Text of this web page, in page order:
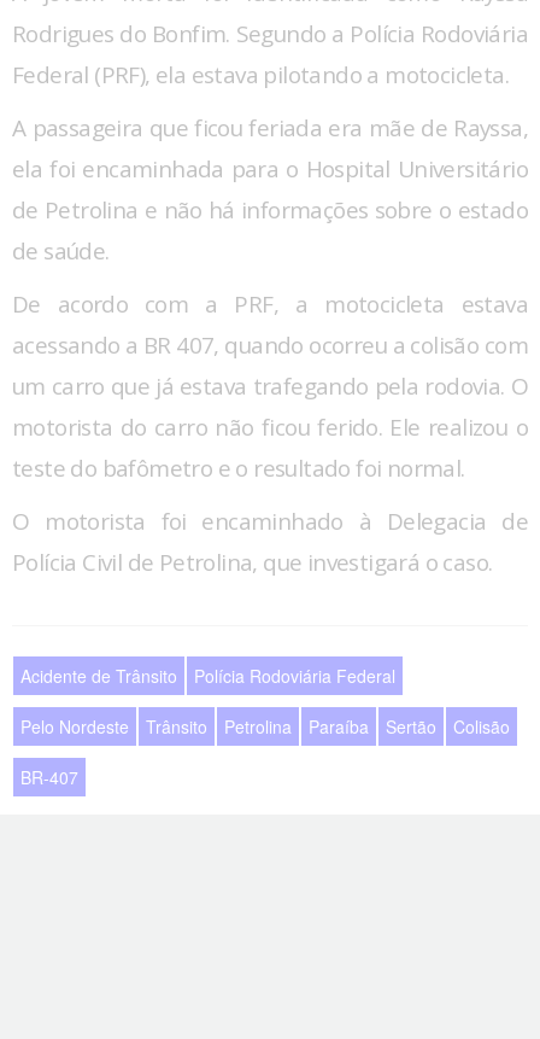
Rodrigues do Bonfim. Segundo a Polícia Rodoviária
Federal (PRF), ela estava pilotando a motocicleta.
A passageira que ficou feriada era mãe de Rayssa,
ela foi encaminhada para o Hospital Universitário
de Petrolina e não há informações sobre o estado
de saúde.
De acordo com a PRF, a motocicleta estava
acessando a BR 407, quando ocorreu a colisão com
um carro que já estava trafegando pela rodovia. O
motorista do carro não ficou ferido. Ele realizou o
teste do bafômetro e o resultado foi normal.
O motorista foi encaminhado à Delegacia de
Polícia Civil de Petrolina, que investigará o caso.
Acidente de Trânsito Polícia Rodoviária Federal
Pelo Nordeste Trânsito Petrolina Paraíba Sertão Colisão
BR-407